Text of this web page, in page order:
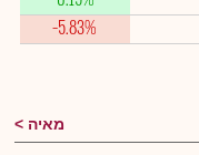
-5.83%
מאיה